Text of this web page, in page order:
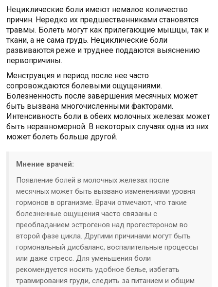
Нециклические боли имеют немалое количество
причин. Нередко их предшественниками становятся
травмы. Болеть могут как прилегающие мышцы, так и
ткани, а не сама грудь. Нециклические боли
развиваются реже и труднее поддаются выяснению
первопричины.
Менструация и период после нее часто
сопровождаются болевыми ощущениями.
Болезненность после завершения месячных может
быть вызвана многочисленными факторами.
Интенсивность боли в обеих молочных железах может
быть неравномерной. В некоторых случаях одна из них
может болеть больше другой.
Мнение врачей:
Появление болей в молочных железах после
месячных может быть вызвано изменениями уровня
гормонов в организме. Врачи отмечают, что такие
болезненные ощущения часто связаны с
преобладанием эстрогенов над прогестероном во
второй фазе цикла. Другими причинами могут быть
гормональный дисбаланс, воспалительные процессы
или даже стресс. Для уменьшения боли
рекомендуется носить удобное белье, избегать
травмирования груди, следить за питанием и общим